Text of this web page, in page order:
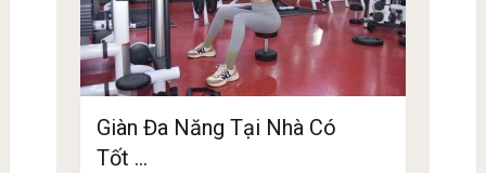
Giàn Đa Năng Tại Nhà Có
Tốt …